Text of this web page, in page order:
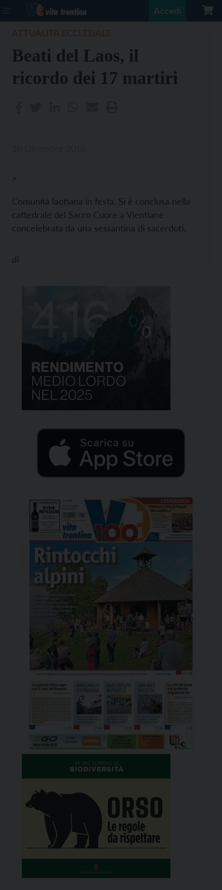
Accedi
Beati del Laos, il
ricordo dei 17 martiri
>
Comunità laotiana in festa. Si è conclusa nella
cattedrale del Sacro Cuore a Vientiane
concelebrata da una sessantina di sacerdoti.
di